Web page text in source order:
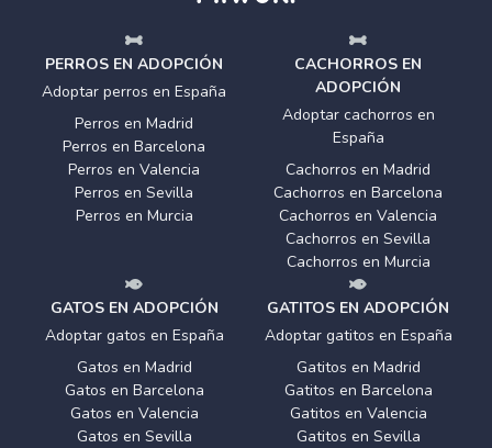
PERROS EN ADOPCIÓN
Adoptar perros en España
Perros en Madrid
Perros en Barcelona
Perros en Valencia
Perros en Sevilla
Perros en Murcia
CACHORROS EN
ADOPCIÓN
Adoptar cachorros en
España
Cachorros en Madrid
Cachorros en Barcelona
Cachorros en Valencia
Cachorros en Sevilla
Cachorros en Murcia
GATOS EN ADOPCIÓN
Adoptar gatos en España
Gatos en Madrid
Gatos en Barcelona
Gatos en Valencia
Gatos en Sevilla
GATITOS EN ADOPCIÓN
Adoptar gatitos en España
Gatitos en Madrid
Gatitos en Barcelona
Gatitos en Valencia
Gatitos en Sevilla